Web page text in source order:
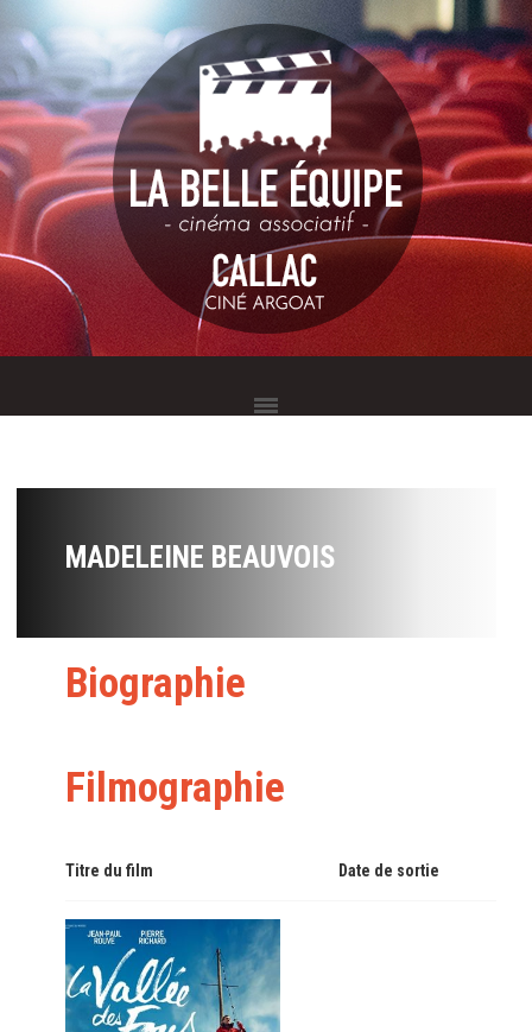
MADELEINE BEAUVOIS
Biographie
Filmographie
Titre du film Date de sortie